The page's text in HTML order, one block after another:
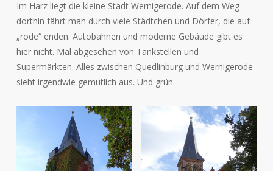
Im Harz liegt die kleine Stadt Wernigerode. Auf dem Weg
dorthin fährt man durch viele Städtchen und Dörfer, die auf
„rode“ enden. Autobahnen und moderne Gebäude gibt es
hier nicht. Mal abgesehen von Tankstellen und
Supermärkten. Alles zwischen Quedlinburg und Wernigerode
sieht irgendwie gemütlich aus. Und grün.